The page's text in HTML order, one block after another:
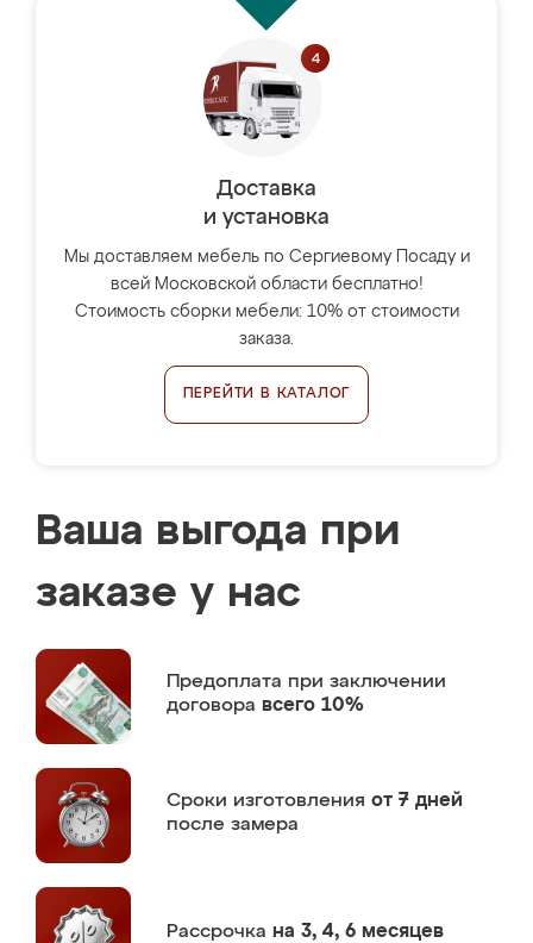
Доставка
и установка
Мы доставляем мебель по Сергиевому Посаду и
всей Московской области бесплатно!
Стоимость сборки мебели: 10% от стоимости
заказа.
ПЕРЕЙТИ В КАТАЛОГ
Ваша выгода при
заказе у нас
Предоплата при заключении
договора всего 10%
Сроки изготовления от 7 дней
после замера
Рассрочка на 3, 4, 6 месяцев